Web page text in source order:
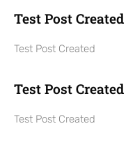
Test Post Created
Test Post Created
Test Post Created
Test Post Created